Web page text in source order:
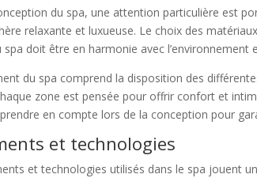
du spa, une attention particulière est
relaxante et luxueuse. Le choix des
spa doit être en harmonie avec l’environnement
du spa comprend la disposition des
zone est pensée pour offrir confort et
en compte lors de la conception pour
et technologies
et technologies utilisés dans le spa jouent